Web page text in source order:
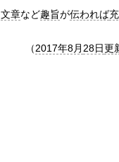
文章など趣旨が伝われば
（2017年8月28日更